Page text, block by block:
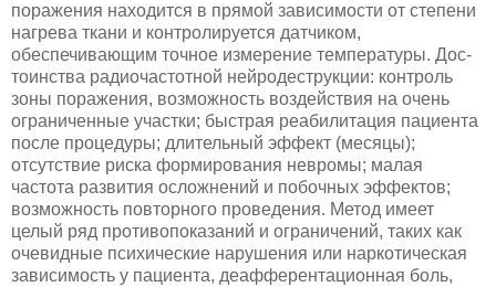
поражения находится в прямой зависимости от степени
нагрева ткани и контролируется датчиком,
обеспечивающим точное измерение температуры. Дос­
тоинства радиочастотной нейродеструкции: контроль
зоны пора­жения, возможность воздействия на очень
ограниченные участки; быстрая реабилитация пациента
после процедуры; длительный эффект (месяцы);
отсутствие риска формирования невромы; малая
частота развития осложнений и побочных эффектов;
воз­можность повторного проведения. Метод имеет
целый ряд проти­вопоказаний и ограничений, таких как
очевидные психические нарушения или наркотическая
зависимость у пациента, деафферентационная боль,